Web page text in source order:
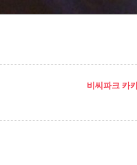
비씨파크 카